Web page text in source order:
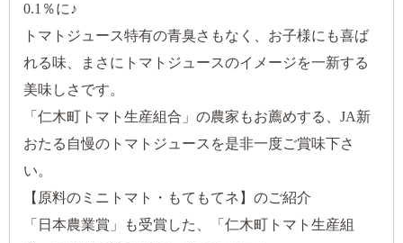
0.1％に♪
トマトジュース特有の青臭さもなく、お子様にも喜ば
れる味、まさにトマトジュースのイメージを一新する
美味しさです。
「仁木町トマト生産組合」の農家もお薦めする、JA新
おたる自慢のトマトジュースを是非一度ご賞味下さ
い。
【原料のミニトマト・もてもてネ】のご紹介
「日本農業賞」も受賞した、「仁木町トマト生産組